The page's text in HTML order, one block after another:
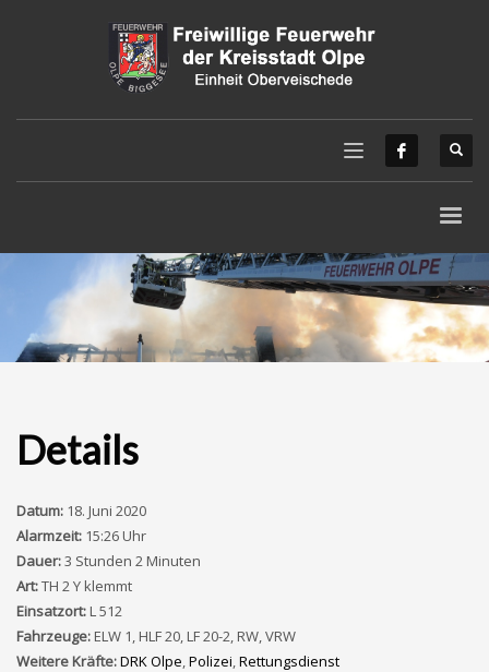
Details
Datum: 18. Juni 2020
Alarmzeit: 15:26 Uhr
Dauer:3 Stunden 2 Minuten
Art:TH 2 Y klemmt
Einsatzort:L 512
Fahrzeuge:ELW 1, HLF 20, LF 20-2, RW, VRW
Weitere Kräfte:DRK Olpe,Polizei,Rettungsdienst